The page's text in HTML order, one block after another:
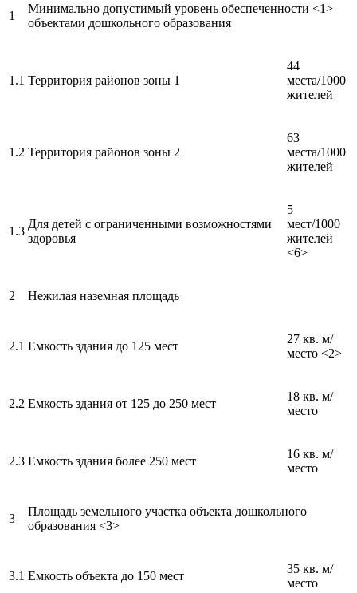
1
Минимально допустимый уровень обеспеченности <1>
объектами дошкольного образования
1.1 Территория районов зоны 1
44
места/1000
жителей
1.2 Территория районов зоны 2
63
места/1000
жителей
1.3
Для детей с ограниченными возможностями
здоровья
5
мест/1000
жителей
<6>
2 Нежилая наземная площадь
2.1 Емкость здания до 125 мест
27 кв. м/
место <2>
2.2 Емкость здания от 125 до 250 мест
18 кв. м/
место
2.3 Емкость здания более 250 мест
16 кв. м/
место
3
Площадь земельного участка объекта дошкольного
образования <3>
3.1 Емкость объекта до 150 мест
35 кв. м/
место